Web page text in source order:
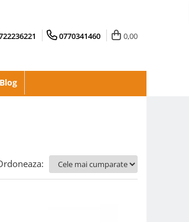
0770341460 0,00
Blog